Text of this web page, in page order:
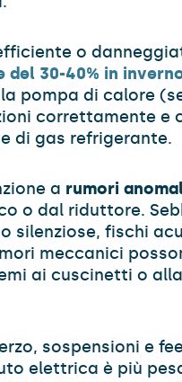
o
del 30-40% in
pompa di calore
correttamente e
di gas refrigerante.
a rumori
o dal riduttore.
silenziose, fischi
meccanici
ai cuscinetti o alla
sospensioni e
elettrica è più